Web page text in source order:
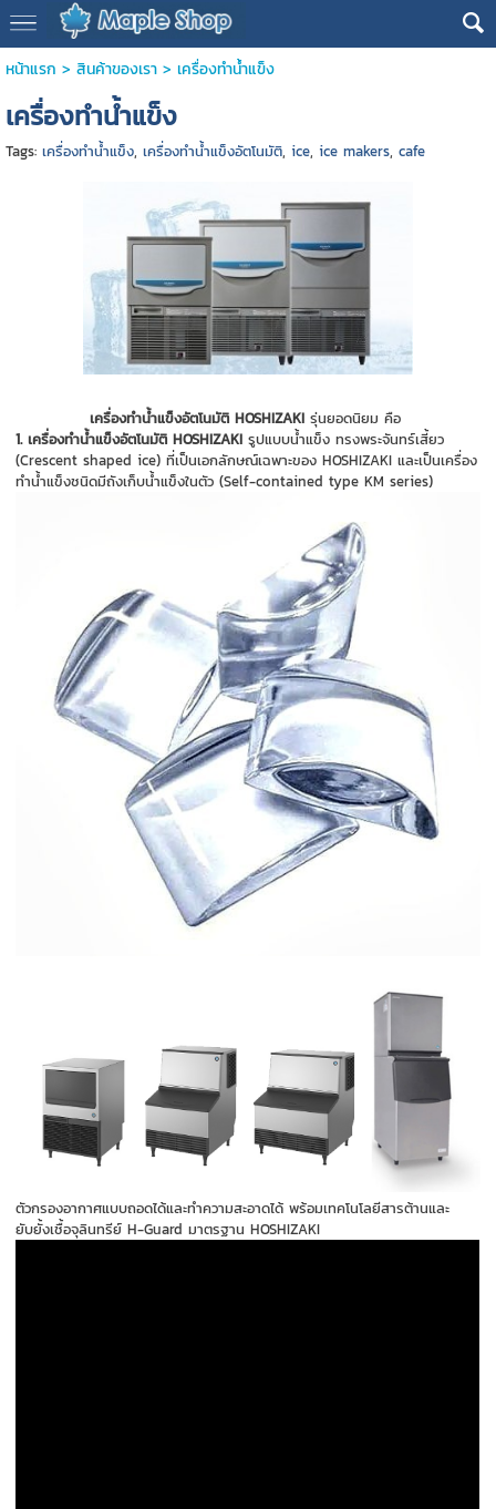
หน้าแรก > สินค้าของเรา> เครื่องทำน้ำแข็ง
เครื่องทำน้ำแข็ง
Tags: เครื่องทำน้ำแข็ง, เครื่องทำน้ำแข็งอัตโนมัติ, ice, ice makers, cafe
เครื่องทำน้ำแข็งอัตโนมัติ HOSHIZAKI รุ่นยอดนิยม คือ
1. เครื่องทำน้ำแข็งอัตโนมัติ HOSHIZAKIรูปแบบน้ำแข็ง ทรงพระจันทร์เสี้ยว
(Crescent shaped ice) ที่เป็นเอกลักษณ์เฉพาะของ HOSHIZAKI และเป็นเครื่อง
ทำน้ำแข็งชนิดมีถังเก็บน้ำแข็งในตัว (Self-contained type KM series)
ตัวกรองอากาศแบบถอดได้และทำความสะอาดได้ พร้อมเทคโนโลยีสารต้านและ
ยับยั้งเชื้อจุลินทรีย์ H-Guard มาตรฐาน HOSHIZAKI